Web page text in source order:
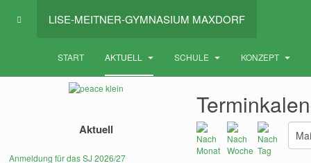
LISE-MEITNER-GYMNASIUM MAXDORF
START AKTUELL SCHULE KONZEPT
Aktuell
Anmeldung für das SJ 2026/27